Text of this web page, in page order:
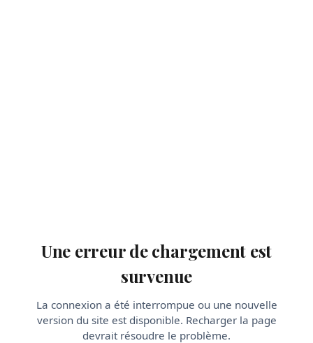
Une erreur de chargement est
survenue
La connexion a été interrompue ou une nouvelle
version du site est disponible. Recharger la page
devrait résoudre le problème.